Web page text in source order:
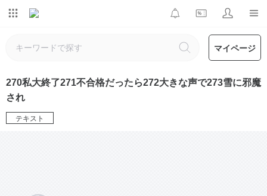
マイページ
270私大終了271不合格だったら272大きな声で273雪に邪魔
され
テキスト